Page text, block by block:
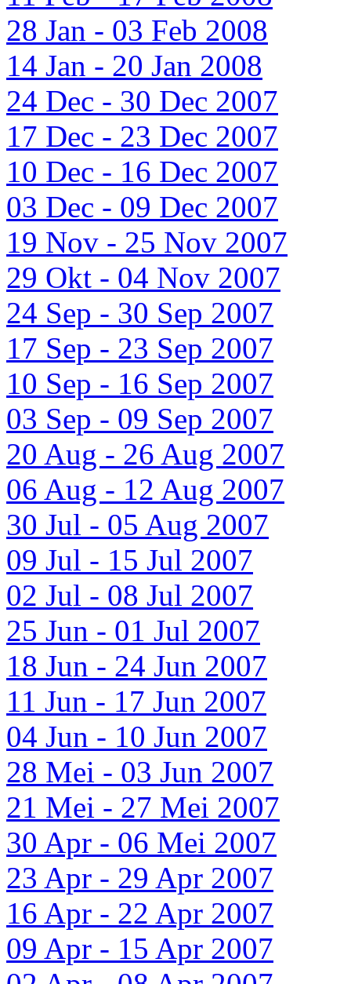
28 Jan - 03 Feb 2008
14 Jan - 20 Jan 2008
24 Dec - 30 Dec 2007
17 Dec - 23 Dec 2007
10 Dec - 16 Dec 2007
03 Dec - 09 Dec 2007
19 Nov - 25 Nov 2007
29 Okt - 04 Nov 2007
24 Sep - 30 Sep 2007
17 Sep - 23 Sep 2007
10 Sep - 16 Sep 2007
03 Sep - 09 Sep 2007
20 Aug - 26 Aug 2007
06 Aug - 12 Aug 2007
30 Jul - 05 Aug 2007
09 Jul - 15 Jul 2007
02 Jul - 08 Jul 2007
25 Jun - 01 Jul 2007
18 Jun - 24 Jun 2007
11 Jun - 17 Jun 2007
04 Jun - 10 Jun 2007
28 Mei - 03 Jun 2007
21 Mei - 27 Mei 2007
30 Apr - 06 Mei 2007
23 Apr - 29 Apr 2007
16 Apr - 22 Apr 2007
09 Apr - 15 Apr 2007